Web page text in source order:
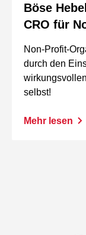
Böse
CRO für
Non-Profit-
durch den
selbst!
Mehr lesen